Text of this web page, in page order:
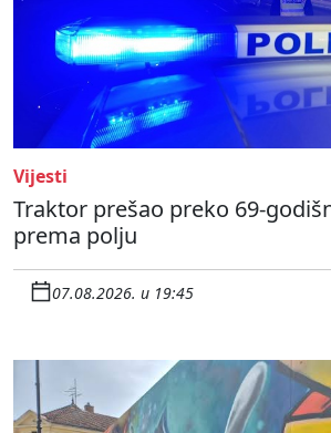
Vijesti
Traktor prešao preko 69-
prema polju
07.08.2026. u 19:45